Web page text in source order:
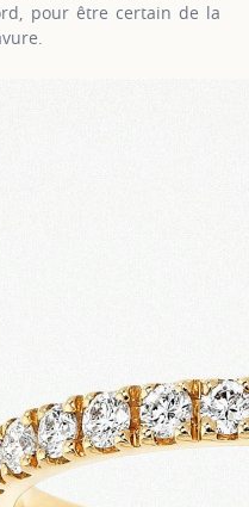
pour être certain de la